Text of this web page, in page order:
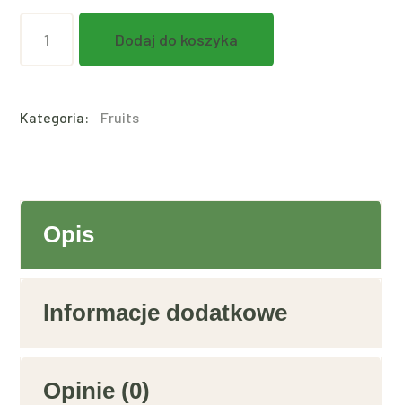
Dodaj do koszyka
Kategoria: Fruits
Opis
Informacje dodatkowe
Opinie (0)